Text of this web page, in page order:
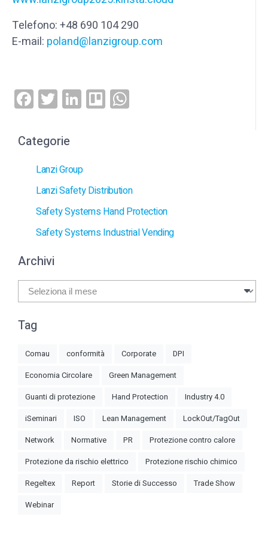
Telefono: +48 690 104 290
E-mail: poland@lanzigroup.com
Facebook
Twitter
LinkedIn
Trello
Categorie
Lanzi Group
Lanzi Safety Distribution
Safety Systems Hand Protection
Safety Systems Industrial Vending
Archivi
Archivi
Tag
Comau conformità Corporate
DPI
Economia Circolare
Green Management
Guanti di protezione
Hand Protection
Industry 4.0
iSeminari
ISO Lean Management
LockOut/TagOut
Network
Normative PR
Protezione contro calore
Protezione da rischio elettrico
Protezione rischio chimico
Regeltex
Report Storie di Successo
Trade Show
Webinar